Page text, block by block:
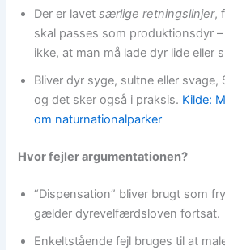
Der er lavetsærlige retningslinjer,
skal passes som produktionsdyr
ikke, at man må lade dyr lide eller
Bliver dyr syge, sultne eller svage,
og det sker også i praksis. Kilde:
om naturnationalparker
Hvor fejler argumentationen?
“Dispensation” bliver brugt som
gælder dyrevelfærdsloven fortsat.
Enkeltstående fejl bruges til at